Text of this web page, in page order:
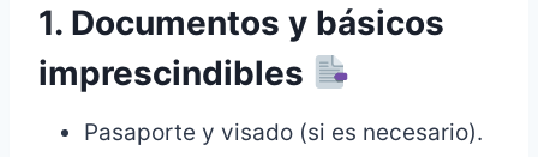
1. Documentos y básicos
imprescindibles
Pasaporte y visado (si es necesario).